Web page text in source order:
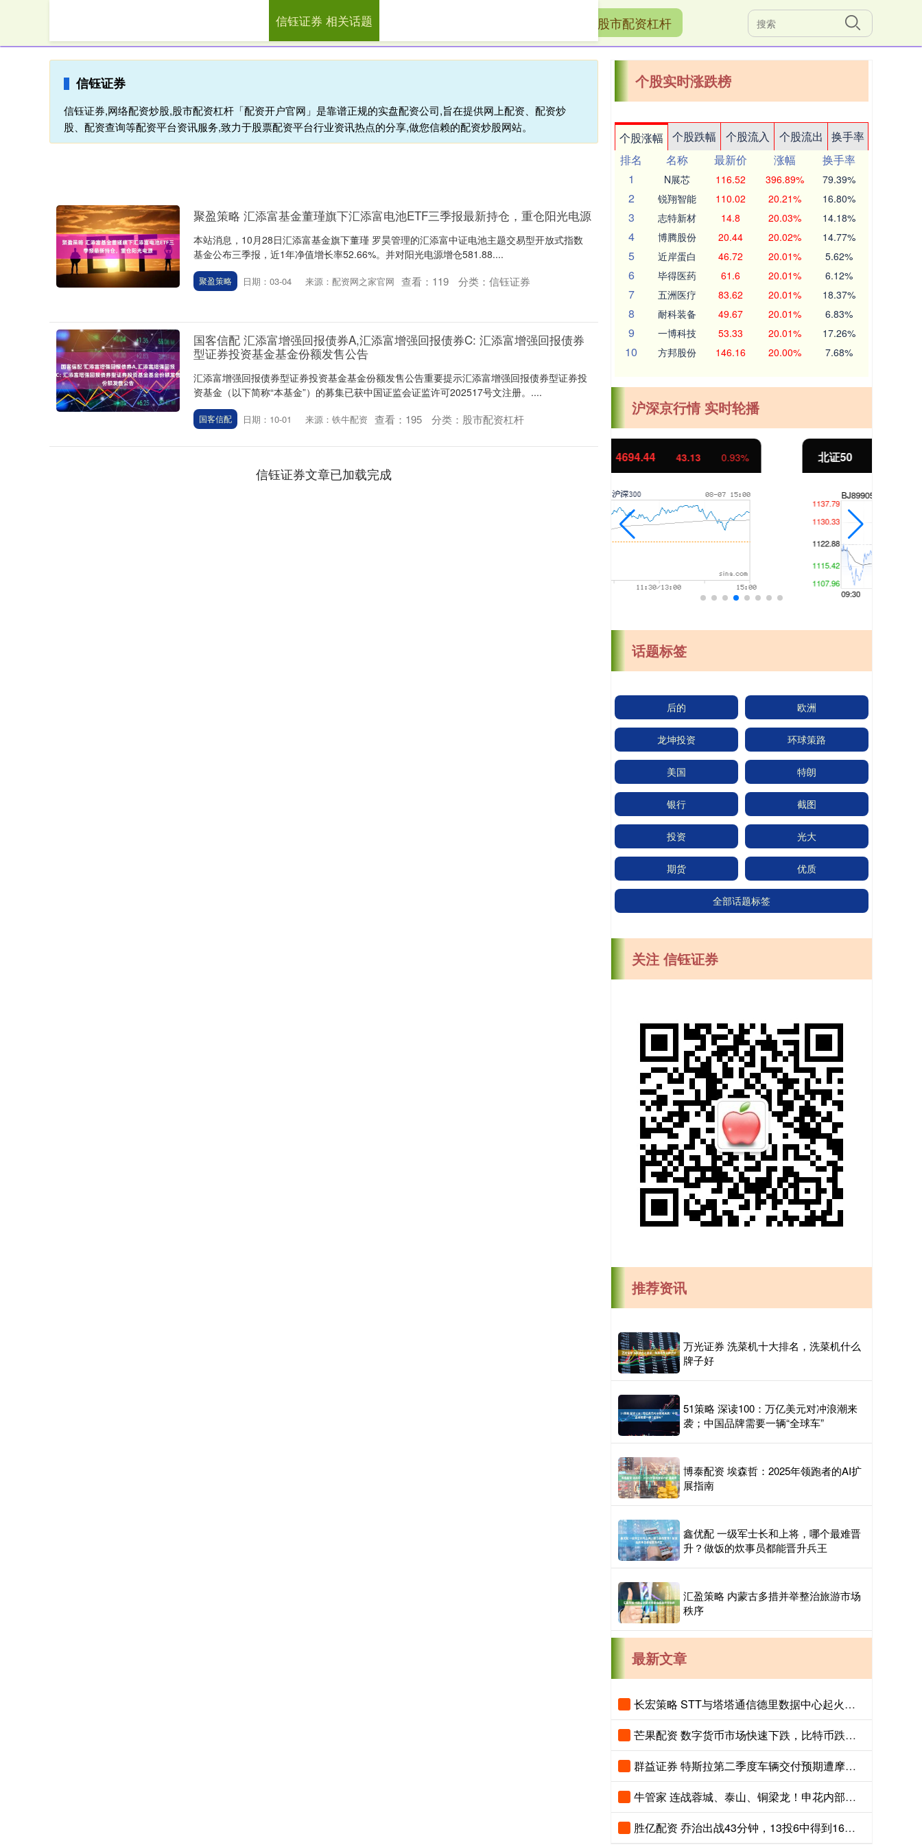
信钰证券 股市配资杠杆
信钰证券
信钰证券,网络配资炒股,股市配资杠杆「配资开户官网」是靠谱正规的实盘配资公司,旨在提供网上配资、配资炒
股、配资查询等配资平台资讯服务,致力于股票配资平台行业资讯热点的分享,做您信赖的配资炒股网站。
信钰证券 相关话题
聚盈策略 汇添富基金董瑾旗下汇添富电池ETF三季报最新持仓，重仓阳光电源
本站消息，10月28日汇添富基金旗下董瑾 罗昊管理的汇添富中证电池主题交易型开放式指数
基金公布三季报，近1年净值增长率52.66%。并对阳光电源增仓581.88....
聚盈策略 日期：03-04 来源：配资网之家官网 查看： 119 分类： 信钰证券
国客信配 汇添富增强回报债券A,汇添富增强回报债券C: 汇添富增强回报债券
型证券投资基金基金份额发售公告
汇添富增强回报债券型证券投资基金基金份额发售公告重要提示汇添富增强回报债券型证券投
资基金（以下简称“本基金”）的募集已获中国证监会证监许可202517号文注册。....
国客信配 日期：10-01 来源：铁牛配资 查看： 195 分类： 股市配资杠杆
信钰证券文章已加载完成
个股实时涨跌榜
个股涨幅 个股跌幅 个股流入 个股流出
换手率
排名
名称 最新价 涨幅
换手率
1
N展芯 116.52 396.89% 79.39%
2 锐翔智能 110.02 20.21% 16.80%
3 志特新材 14.8 20.03% 14.18%
4 博腾股份 20.44 20.02% 14.77%
5 近岸蛋白 46.72 20.01% 5.62%
6 毕得医药 61.6 20.01% 6.12%
7 五洲医疗 83.62 20.01% 18.37%
8 耐科装备 49.67 20.01% 6.83%
9 一博科技 53.33 20.01% 17.26%
10 方邦股份 146.16 20.00% 7.68%
沪深京行情 实时轮播
北证50 1134.24 1.01%
话题标签
后的 欧洲
龙坤投资 环球策路
美国 特朗
银行 截图
投资 光大
期货 优质
全部话题标签
关注 信钰证券
推荐资讯
万光证券 洗菜机十大排名，洗菜机什么
牌子好
51策略 深读100：万亿美元对冲浪潮来
袭；中国品牌需要一辆“全球车”
博泰配资 埃森哲：2025年领跑者的AI扩
展指南
鑫优配 一级军士长和上将，哪个最难晋
升？做饭的炊事员都能晋升兵王
汇盈策略 内蒙古多措并举整治旅游市场
秩序
最新文章
长宏策略 STT与塔塔通信德里数据中心起火：客户担忧数十年数据丢失，谷歌云受波及
芒果配资 数字货币市场快速下跌，比特币跌向5.9万美元
群益证券 特斯拉第二季度车辆交付预期遭摩根大通下调
牛管家 连战蓉城、泰山、铜梁龙！申花内部人士：考验才刚刚开始
胜亿配资 乔治出战43分钟，13投6中得到16分9篮板7助攻2抢断